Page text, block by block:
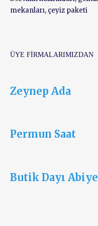
ÜYE FIRMALARIMIZDAN
Zeynep Ada
Permun Saat
Butik Dayı Abiye